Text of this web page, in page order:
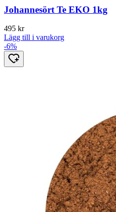
Johannesört Te EKO 1kg
495 kr
Lägg till i varukorg
-6%